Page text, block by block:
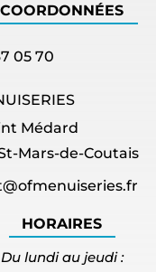
COORDONNÉES
05 70
Médard
Mars-de-Coutais
HORAIRES
Du lundi au jeudi :